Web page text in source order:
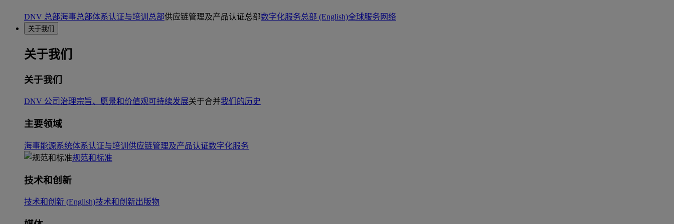
DNV 总部海事总部体系认证与培训总部供应链管理及产品认证总部数字化服务总部 (English)全球服务网络
关于我们
关于我们
关于我们
DNV 公司治理宗旨、愿景和价值观可持续发展关于合并我们的历史
主要领域
海事能源系统体系认证与培训 供应链管理及产品认证数字化服务
规范和标准
技术和创新
技术和创新 (English)技术和创新出版物